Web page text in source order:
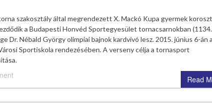
szakosztály által megrendezett X. Mackó Kupa gyermek
a Budapesti Honvéd Sportegyesület tornacsarnokban (1134.
Dr. Nébald György olimpiai bajnok kardvívó lesz. 2015. június 6-án a
Sportiskola rendezésében. A verseny célja a tornasport
Read